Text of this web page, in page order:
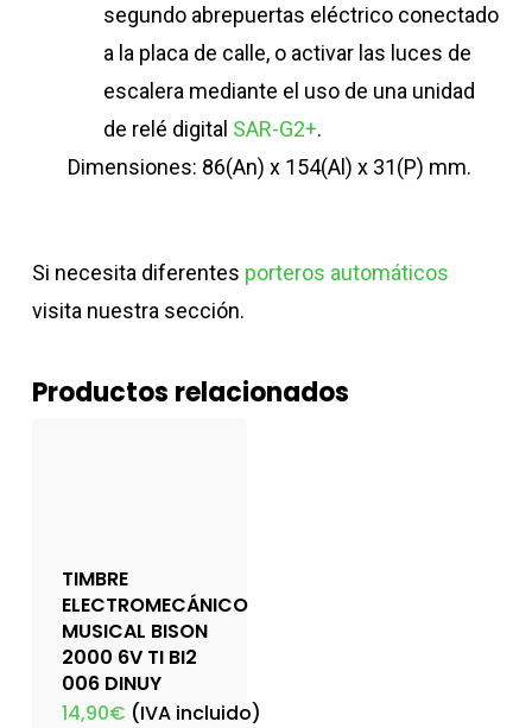
segundo abrepuertas eléctrico conectado
a la placa de calle, o activar las luces de
escalera mediante el uso de una unidad
de relé digital SAR-G2+.
Dimensiones: 86(An) x 154(Al) x 31(P) mm.
Si necesita diferentes porteros automáticos
visita nuestra sección.
Productos relacionados
TIMBRE
ELECTROMECÁNICO
MUSICAL BISON
2000 6V TI BI2
006 DINUY
14,90€ (IVA incluido)